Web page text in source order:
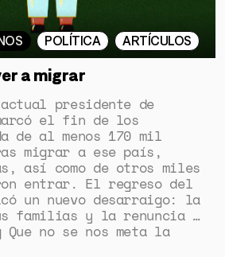
POLÍTICA ARTÍCULOS
a migrar
presidente de
el fin de los
de al menos 170 mil
migrar a ese país,
así como de otros miles
entrar. El regreso del
un nuevo desarraigo: la
familias y la renuncia …
Que no se nos meta la